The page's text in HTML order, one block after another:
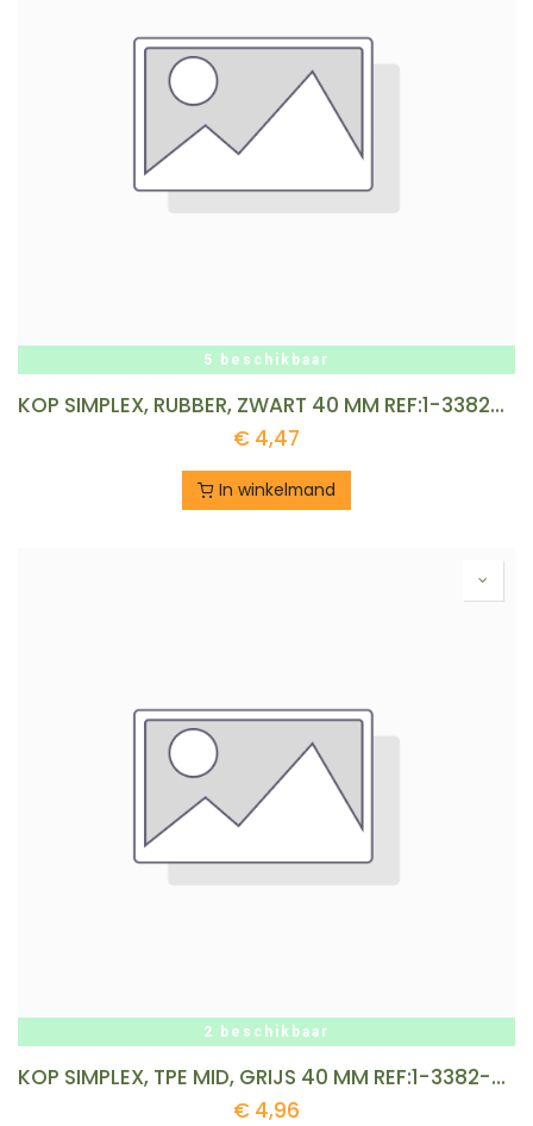
5 beschikbaar
KOP SIMPLEX, RUBBER, ZWART 40 MM REF:1-3382-2-40
€ 4,47
In winkelmand
2 beschikbaar
KOP SIMPLEX, TPE MID, GRIJS 40 MM REF:1-3382-7-40
€ 4,96